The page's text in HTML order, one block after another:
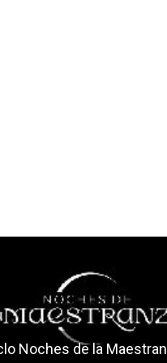
Noches de la
Candlelight en Sevilla